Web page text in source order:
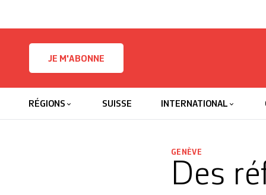
JE M'ABONNE
RÉGIONS SUISSE INTERNATIONAL
GENÈVE
Des